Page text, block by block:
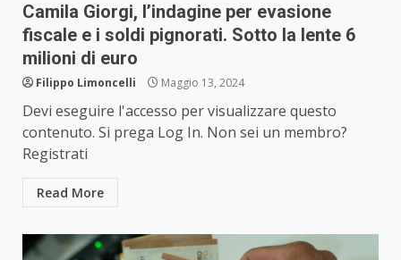
Camila Giorgi, l’indagine per evasione
fiscale e i soldi pignorati. Sotto la lente 6
milioni di euro
Filippo Limoncelli Maggio 13, 2024
Devi eseguire l'accesso per visualizzare questo
contenuto. Si prega Log In. Non sei un membro?
Registrati
Read More